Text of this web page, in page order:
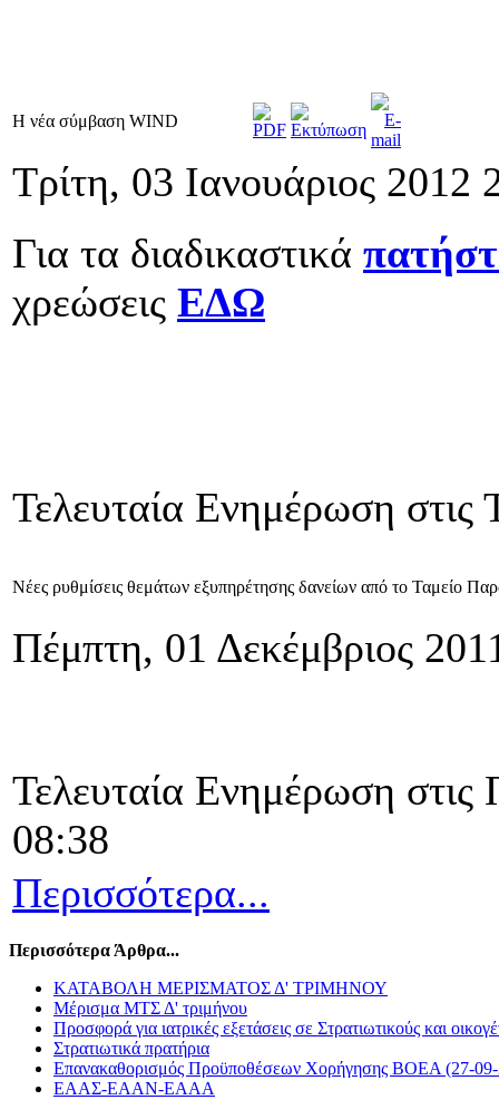
Η νέα σύμβαση WIND
Τρίτη, 03 Ιανουάριος 2012
Για τα διαδικαστικά
χρεώσεις ΕΔΩ
Τελευταία Ενημέρωση στις
Νέες ρυθμίσεις θεμάτων εξυπηρέτησης δανείων από το Ταμείο
Πέμπτη, 01 Δεκέμβριος
Τελευταία Ενημέρωση
08:38
Περισσότερα...
Περισσότερα Άρθρα...
ΚΑΤΑΒΟΛΗ ΜΕΡΙΣΜΑΤΟΣ Δ' ΤΡΙΜΗΝΟΥ
Μέρισμα ΜΤΣ Δ' τριμήνου
Προσφορά για ιατρικές εξετάσεις σε Στρατιωτικούς και
Στρατιωτικά πρατήρια
Επανακαθορισμός Προϋποθέσεων Χορήγησης ΒΟΕΑ (27-
ΕΑΑΣ-ΕΑΑΝ-ΕΑΑΑ